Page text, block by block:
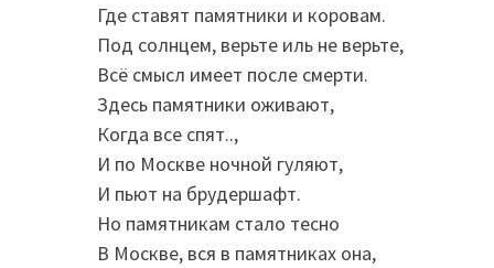
Где ставят памятники и коровам.
Под солнцем, верьте иль не верьте,
Всё смысл имеет после смерти.
Здесь памятники оживают,
Когда все спят..,
И по Москве ночной гуляют,
И пьют на брудершафт.
Но памятникам стало тесно
В Москве, вся в памятниках она,